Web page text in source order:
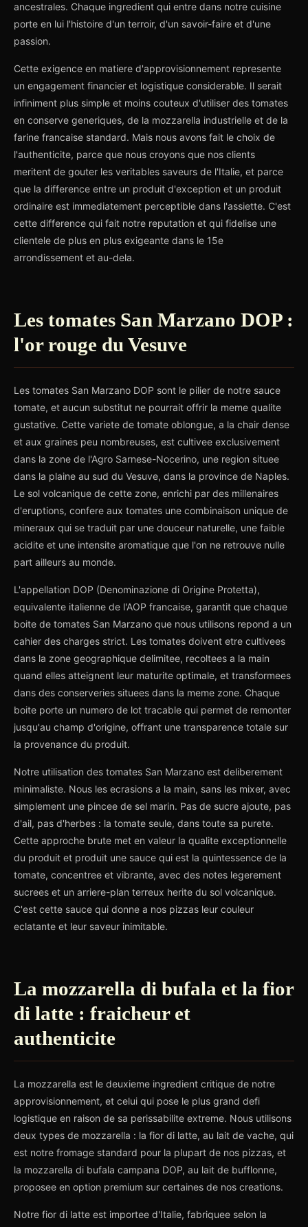
ancestrales. Chaque ingredient qui entre dans notre cuisine
porte en lui l'histoire d'un terroir, d'un savoir-faire et d'une
passion.
Cette exigence en matiere d'approvisionnement represente
un engagement financier et logistique considerable. Il serait
infiniment plus simple et moins couteux d'utiliser des tomates
en conserve generiques, de la mozzarella industrielle et de la
farine francaise standard. Mais nous avons fait le choix de
l'authenticite, parce que nous croyons que nos clients
meritent de gouter les veritables saveurs de l'Italie, et parce
que la difference entre un produit d'exception et un produit
ordinaire est immediatement perceptible dans l'assiette. C'est
cette difference qui fait notre reputation et qui fidelise une
clientele de plus en plus exigeante dans le 15e
arrondissement et au-dela.
Les tomates San Marzano DOP :
l'or rouge du Vesuve
Les tomates San Marzano DOP sont le pilier de notre sauce
tomate, et aucun substitut ne pourrait offrir la meme qualite
gustative. Cette variete de tomate oblongue, a la chair dense
et aux graines peu nombreuses, est cultivee exclusivement
dans la zone de l'Agro Sarnese-Nocerino, une region situee
dans la plaine au sud du Vesuve, dans la province de Naples.
Le sol volcanique de cette zone, enrichi par des millenaires
d'eruptions, confere aux tomates une combinaison unique de
mineraux qui se traduit par une douceur naturelle, une faible
acidite et une intensite aromatique que l'on ne retrouve nulle
part ailleurs au monde.
L'appellation DOP (Denominazione di Origine Protetta),
equivalente italienne de l'AOP francaise, garantit que chaque
boite de tomates San Marzano que nous utilisons repond a un
cahier des charges strict. Les tomates doivent etre cultivees
dans la zone geographique delimitee, recoltees a la main
quand elles atteignent leur maturite optimale, et transformees
dans des conserveries situees dans la meme zone. Chaque
boite porte un numero de lot tracable qui permet de remonter
jusqu'au champ d'origine, offrant une transparence totale sur
la provenance du produit.
Notre utilisation des tomates San Marzano est deliberement
minimaliste. Nous les ecrasions a la main, sans les mixer, avec
simplement une pincee de sel marin. Pas de sucre ajoute, pas
d'ail, pas d'herbes : la tomate seule, dans toute sa purete.
Cette approche brute met en valeur la qualite exceptionnelle
du produit et produit une sauce qui est la quintessence de la
tomate, concentree et vibrante, avec des notes legerement
sucrees et un arriere-plan terreux herite du sol volcanique.
C'est cette sauce qui donne a nos pizzas leur couleur
eclatante et leur saveur inimitable.
La mozzarella di bufala et la fior
di latte : fraicheur et
authenticite
La mozzarella est le deuxieme ingredient critique de notre
approvisionnement, et celui qui pose le plus grand defi
logistique en raison de sa perissabilite extreme. Nous utilisons
deux types de mozzarella : la fior di latte, au lait de vache, qui
est notre fromage standard pour la plupart de nos pizzas, et
la mozzarella di bufala campana DOP, au lait de bufflonne,
proposee en option premium sur certaines de nos creations.
Notre fior di latte est importee d'Italie, fabriquee selon la